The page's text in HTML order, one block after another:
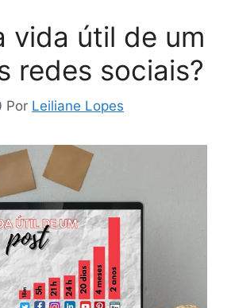
vida útil de um
redes sociais?
Por Leiliane Lopes